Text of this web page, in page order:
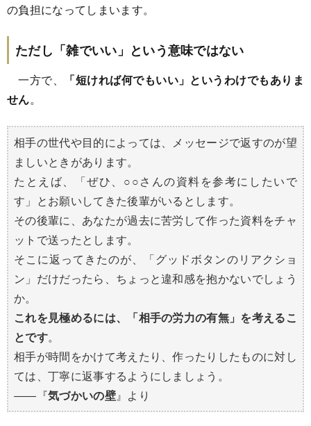
の負担になってしまいます。
ただし「雑でいい」という意味ではない
一方で、
「短ければ何でもいい」というわけでもありま
せん。
相手の世代や目的によっては、メッセージで返すのが望
ましいときがあります。
たとえば、「ぜひ、○○さんの資料を参考にしたいで
す」とお願いしてきた後輩がいるとします。
その後輩に、あなたが過去に苦労して作った資料をチャ
ットで送ったとします。
そこに返ってきたのが、「グッドボタンのリアクショ
ン」だけだったら、ちょっと違和感を抱かないでしょう
か。
これを見極めるには、「相手の労力の有無」を考えるこ
とです。
相手が時間をかけて考えたり、作ったりしたものに対し
ては、丁寧に返事するようにしましょう。
――『気づかいの壁』より